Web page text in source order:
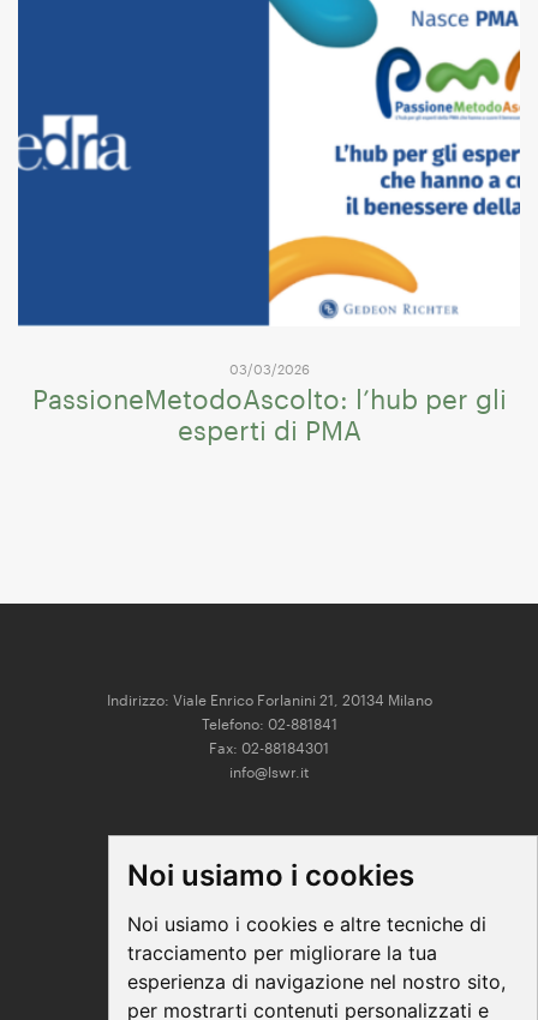
Noi usiamo i cookies
Noi usiamo i cookies e altre tecniche di
tracciamento per migliorare la tua
esperienza di navigazione nel nostro sito,
per mostrarti contenuti personalizzati e
03/03/2026
PassioneMetodoAscolto: l’hub per gli
esperti di PMA
Indirizzo: Viale Enrico Forlanini 21, 20134 Milano
Telefono: 02-881841
Fax: 02-88184301
info@lswr.it
Facebook
Youtube